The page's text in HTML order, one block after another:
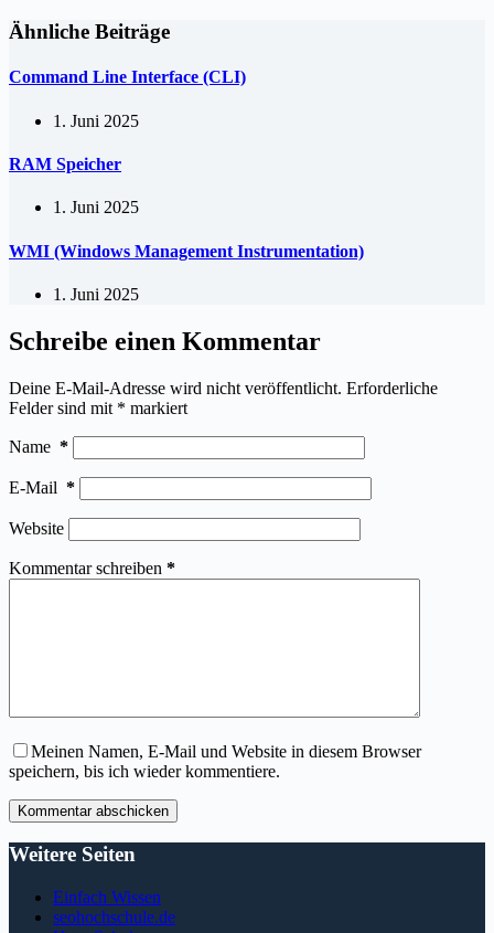
Ähnliche Beiträge
Command Line Interface (CLI)
1. Juni 2025
RAM Speicher
1. Juni 2025
WMI (Windows Management Instrumentation)
1. Juni 2025
Schreibe einen Kommentar
Deine E-Mail-Adresse wird nicht veröffentlicht. Erforderliche
Felder sind mit * markiert
Name *
E-Mail *
Website
Kommentar schreiben *
Meinen Namen, E-Mail und Website in diesem Browser
speichern, bis ich wieder kommentiere.
Kommentar abschicken
Weitere Seiten
Einfach Wissen
seohochschule.de